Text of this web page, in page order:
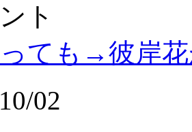
ト
ても→彼岸
02